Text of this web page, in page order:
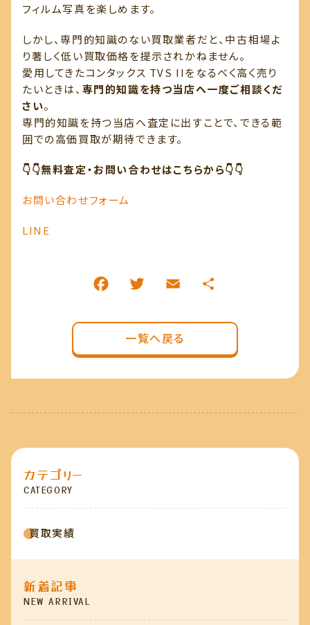
フィルム写真を楽しめます。
しかし、専門的知識のない買取業者だと、中古相場よ
り著しく低い買取価格を提示されかねません。
愛用してきたコンタックス TVS IIをなるべく高く売り
たいときは、 専門的知識を持つ当店へ一度ご相談くだ
さい。
専門的知識を持つ当店へ査定に出すことで、できる範
囲での高価買取が期待できます。
👇👇無料査定・お問い合わせはこちらから👇👇
お問い合わせフォーム
LINE
一覧へ戻る
カテゴリー
CATEGORY
買取実績
新着記事
NEW ARRIVAL